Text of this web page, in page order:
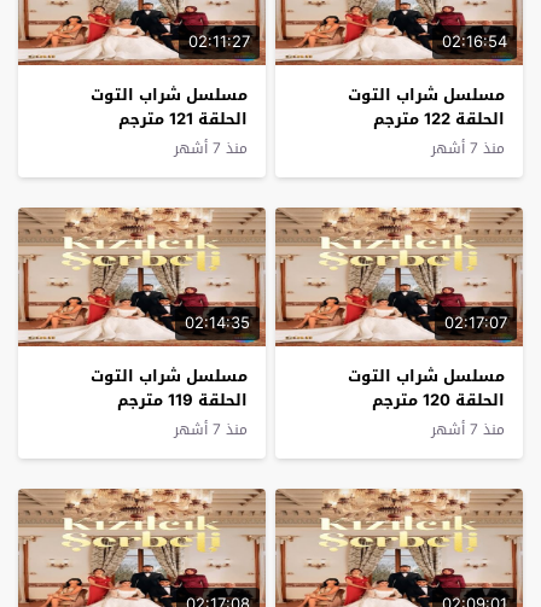
02:16:54
مسلسل شراب التوت
الحلقة 122 مترجم
منذ 7 أشهر
02:11:27
مسلسل شراب التوت
الحلقة 121 مترجم
منذ 7 أشهر
02:17:07
مسلسل شراب التوت
الحلقة 120 مترجم
منذ 7 أشهر
02:14:35
مسلسل شراب التوت
الحلقة 119 مترجم
منذ 7 أشهر